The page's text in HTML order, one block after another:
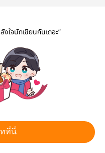
งใจนักเขียนกันเถอะ”
ทที่นี่